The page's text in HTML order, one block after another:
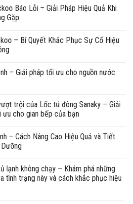
Báo Lỗi – Giải Pháp Hiệu Quả Khi
Gặp
– Bí Quyết Khắc Phục Sự Cố Hiệu
– Giải pháp tối ưu cho nguồn nước
trội của Lốc tủ đông Sanaky – Giải
ưu cho gian bếp của bạn
– Cách Nâng Cao Hiệu Quả và Tiết
lạnh không chạy – Khám phá những
tình trạng này và cách khắc phục hiệu